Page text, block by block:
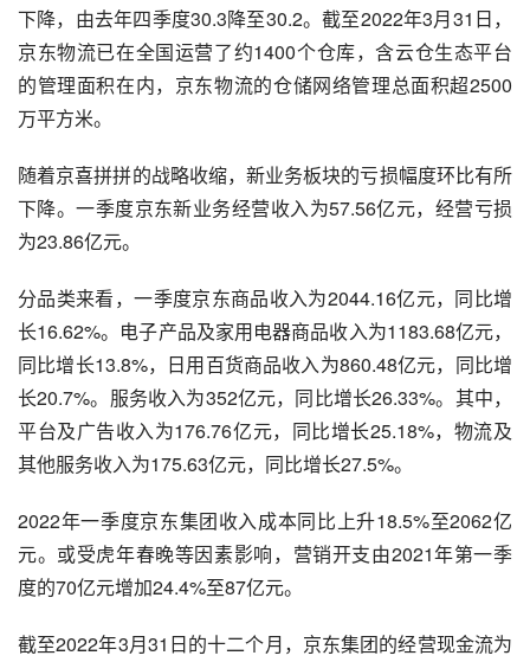
下降，由去年四季度30.3降至30.2。截至2022年3月31日，
京东物流已在全国运营了约1400个仓库，含云仓生态平台
的管理面积在内，京东物流的仓储网络管理总面积超2500
万平方米。
随着京喜拼拼的战略收缩，新业务板块的亏损幅度环比有所
下降。一季度京东新业务经营收入为57.56亿元，经营亏损
为23.86亿元。
分品类来看，一季度京东商品收入为2044.16亿元，同比增
长16.62%。电子产品及家用电器商品收入为1183.68亿元，
同比增长13.8%，日用百货商品收入为860.48亿元，同比增
长20.7%。服务收入为352亿元，同比增长26.33%。其中，
平台及广告收入为176.76亿元，同比增长25.18%，物流及
其他服务收入为175.63亿元，同比增长27.5%。
2022年一季度京东集团收入成本同比上升18.5%至2062亿
元。或受虎年春晚等因素影响，营销开支由2021年第一季
度的70亿元增加24.4%至87亿元。
截至2022年3月31日的十二个月，京东集团的经营现金流为